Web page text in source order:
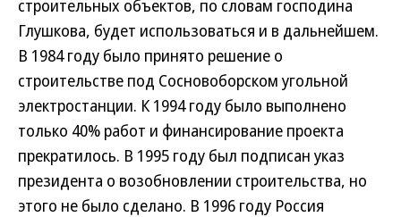
строительных объектов, по словам господина
Глушкова, будет использоваться и в дальнейшем.
В 1984 году было принято решение о
строительстве под Сосновоборском угольной
электростанции. К 1994 году было выполнено
только 40% работ и финансирование проекта
прекратилось. В 1995 году был подписан указ
президента о возобновлении строительства, но
этого не было сделано. В 1996 году Россия